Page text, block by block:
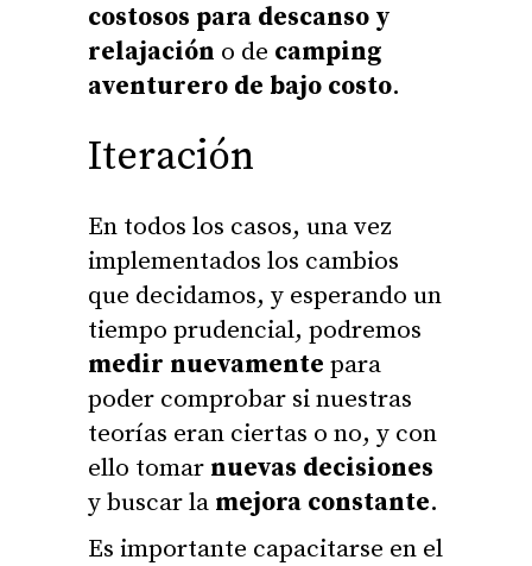
costosos para descanso y
relajación o de camping
aventurero de bajo costo.
Iteración
En todos los casos, una vez
implementados los cambios
que decidamos, y esperando un
tiempo prudencial, podremos
medir nuevamente para
poder comprobar si nuestras
teorías eran ciertas o no, y con
ello tomar nuevas decisiones
y buscar la mejora constante.
Es importante capacitarse en el